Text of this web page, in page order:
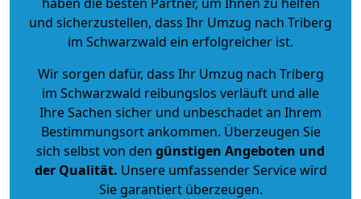
und sicherzustellen, dass Ihr Umzug nach Triberg
im Schwarzwald ein erfolgreicher ist.
Wir sorgen dafür, dass Ihr Umzug nach Triberg
im Schwarzwald reibungslos verläuft und alle
Ihre Sachen sicher und unbeschadet an Ihrem
Bestimmungsort ankommen. Überzeugen Sie
sich selbst von den günstigen Angeboten und
der Qualität. Unsere umfassender Service wird
Sie garantiert überzeugen.